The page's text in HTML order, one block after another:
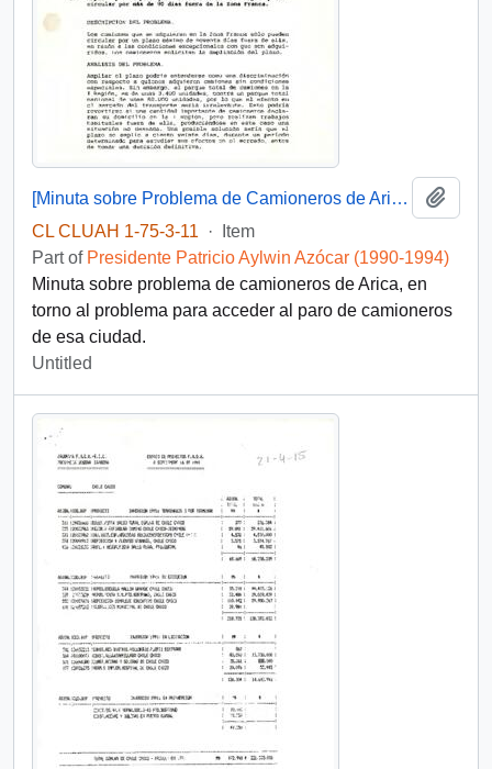
[Minuta sobre Problema de Camioneros de Arica]
CL CLUAH 1-75-3-11
·
Item
Part of Presidente Patricio Aylwin Azócar (1990-1994)
Minuta sobre problema de camioneros de Arica, en
torno al problema para acceder al paro de camioneros
de esa ciudad.
Untitled